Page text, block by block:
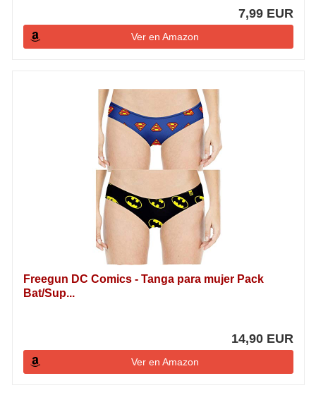
7,99 EUR
Ver en Amazon
Freegun DC Comics - Tanga para mujer Pack
Bat/Sup...
14,90 EUR
Ver en Amazon